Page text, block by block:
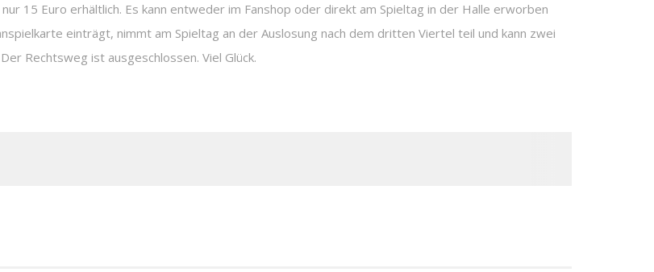
15 Euro erhältlich. Es kann entweder im Fanshop oder direkt am Spieltag in der Halle erworben
einträgt, nimmt am Spieltag an der Auslosung nach dem dritten Viertel teil und kann zwei
Rechtsweg ist ausgeschlossen. Viel Glück.